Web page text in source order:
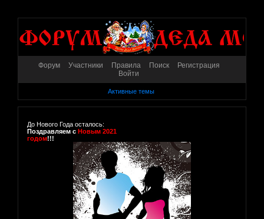
Форум Участники Правила Поиск
Регистрация
Войти
Активные темы
До Нового Года осталось:
Поздравляем с Новым 2021
годом!!!